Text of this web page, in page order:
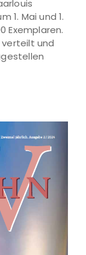
1. Mai und 1.
Exemplaren.
und